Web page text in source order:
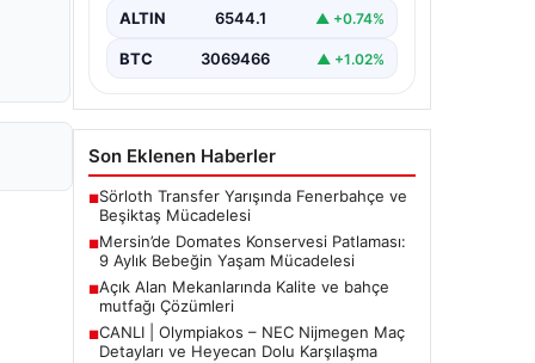
etkiledi. 19 Eylül 2023 tarihinde…
ALTIN 6544.1 ▲ +0.74%
BTC 3069466 ▲ +1.02%
Son Eklenen Haberler
■Sörloth Transfer Yarışında Fenerbahçe ve
Beşiktaş Mücadelesi
■Mersin’de Domates Konservesi Patlaması:
9 Aylık Bebeğin Yaşam Mücadelesi
■Açık Alan Mekanlarında Kalite ve bahçe
mutfağı Çözümleri
■CANLI | Olympiakos – NEC Nijmegen Maç
Detayları ve Heyecan Dolu Karşılaşma